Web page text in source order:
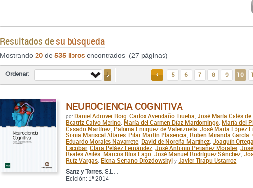
Resultados desu búsqueda
Mostrando 20 de 535 libros encontrados. (27 páginas)
Ordenar: ANTERIOR
5 6 7 8 9 10
NEUROCIENCIA COGNITIVA
por Daniel Adrover Roig ,Carlos Avendaño Trueba José María Calés de
Beatriz Calvo Merino María del Carmen Díaz Mardomingo María del
Casado Martínez Paloma Enriquez de Valenzuela José María López
Sonia Mariscal Altares Pilar Martín Plasencia Ruben Miranda García ,
Eduardo Morales Navarrete David de Noreña Martínez Joaquín
Escobar ,Clara Peláez Fernández José Antonio Periañez Morales
Reales Avilés Marcos Ríos Lago José Manuel Rodríguez Sánchez
Ruíz Vargas Elena Serrano Drozdowskyj y Javier Tirapu Ustarroz
Sanz y Torres, S.L. .
Edición: 1ª 2014